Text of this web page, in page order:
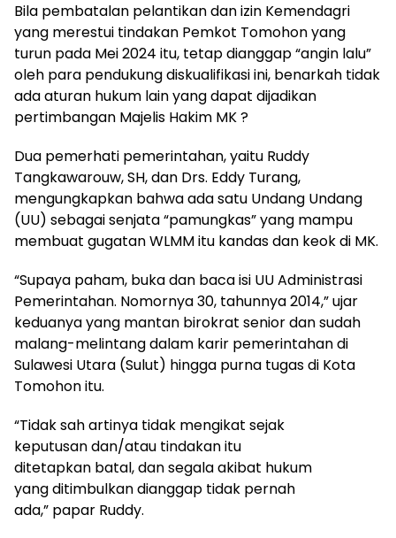
Bila pembatalan pelantikan dan izin Kemendagri
yang merestui tindakan Pemkot Tomohon yang
turun pada Mei 2024 itu, tetap dianggap “angin lalu”
oleh para pendukung diskualifikasi ini, benarkah tidak
ada aturan hukum lain yang dapat dijadikan
pertimbangan Majelis Hakim MK ?
Dua pemerhati pemerintahan, yaitu Ruddy
Tangkawarouw, SH, dan Drs. Eddy Turang,
mengungkapkan bahwa ada satu Undang Undang
(UU) sebagai senjata “pamungkas” yang mampu
membuat gugatan WLMM itu kandas dan keok di MK.
“Supaya paham, buka dan baca isi UU Administrasi
Pemerintahan. Nomornya 30, tahunnya 2014,” ujar
keduanya yang mantan birokrat senior dan sudah
malang-melintang dalam karir pemerintahan di
Sulawesi Utara (Sulut) hingga purna tugas di Kota
Tomohon itu.
“Tidak sah artinya tidak mengikat sejak
keputusan dan/atau tindakan itu
ditetapkan batal, dan segala akibat hukum
yang ditimbulkan dianggap tidak pernah
ada,” papar Ruddy.